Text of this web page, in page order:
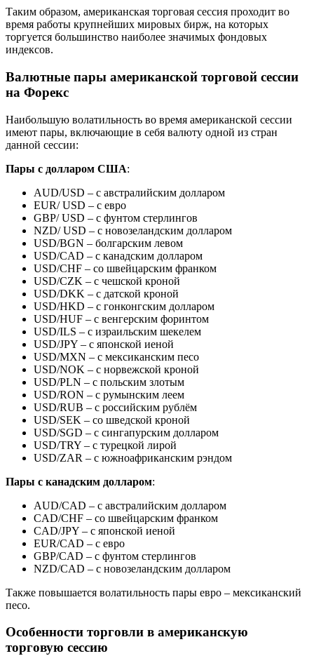
Таким образом, американская торговая сессия проходит во
время работы крупнейших мировых бирж, на которых
торгуется большинство наиболее значимых фондовых
индексов.
Валютные пары американской торговой сессии
на Форекс
Наибольшую волатильность во время американской сессии
имеют пары, включающие в себя валюту одной из стран
данной сессии:
Пары с долларом США:
AUD/USD – с австралийским долларом
EUR/ USD – с евро
GBP/ USD – с фунтом стерлингов
NZD/ USD – с новозеландским долларом
USD/BGN – болгарским левом
USD/CAD – с канадским долларом
USD/CHF – со швейцарским франком
USD/CZK – с чешской кроной
USD/DKK – с датской кроной
USD/HKD – с гонконгским долларом
USD/HUF – с венгерским форинтом
USD/ILS – с израильским шекелем
USD/JPY – с японской иеной
USD/MXN – с мексиканским песо
USD/NOK – с норвежской кроной
USD/PLN – с польским злотым
USD/RON – с румынским леем
USD/RUB – с российским рублём
USD/SEK – со шведской кроной
USD/SGD – с сингапурским долларом
USD/TRY – с турецкой лирой
USD/ZAR – с южноафриканским рэндом
Пары с канадским долларом:
AUD/CAD – с австралийским долларом
CAD/CHF – со швейцарским франком
CAD/JPY – с японской иеной
EUR/CAD – с евро
GBP/CAD – с фунтом стерлингов
NZD/CAD – с новозеландским долларом
Также повышается волатильность пары евро – мексиканский
песо.
Особенности торговли в американскую
торговую сессию